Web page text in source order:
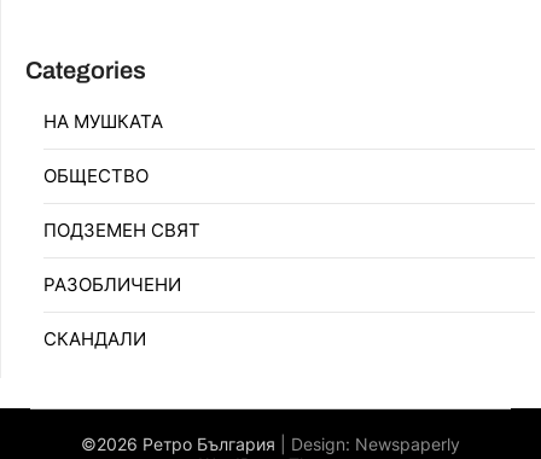
Categories
НА МУШКАТА
ОБЩЕСТВО
ПОДЗЕМЕН СВЯТ
РАЗОБЛИЧЕНИ
СКАНДАЛИ
©2026 Ретро България | Design: Newspaperly